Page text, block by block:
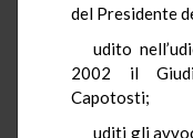
del Presidente
udito
2002 il
Capotosti;
uditi gli